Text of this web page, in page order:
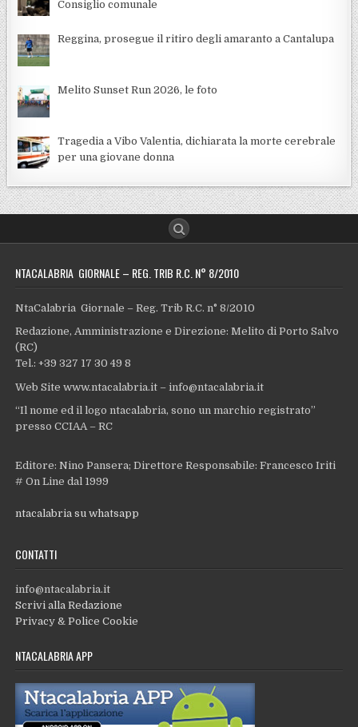
Consiglio comunale
Reggina, prosegue il ritiro degli amaranto a Cantalupa
Melito Sunset Run 2026, le foto
Tragedia a Vibo Valentia, dichiarata la morte cerebrale
per una giovane donna
NTACALABRIA GIORNALE – REG. TRIB R.C. N° 8/2010
NtaCalabria Giornale – Reg. Trib R.C. n° 8/2010
Redazione, Amministrazione e Direzione: Melito di Porto Salvo
(RC)
Tel.: +39 327 17 30 49 8
Web Site www.ntacalabria.it – info@ntacalabria.it
“Il nome ed il logo ntacalabria, sono un marchio registrato”
presso CCIAA – RC
Editore: Nino Pansera; Direttore Responsabile: Francesco Iriti
# On Line dal 1999
ntacalabria su whatsapp
CONTATTI
info@ntacalabria.it
Scrivi alla Redazione
Privacy & Police Cookie
NTACALABRIA APP